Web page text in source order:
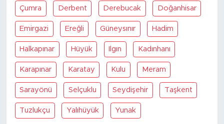
Çumra Derbent Derebucak Doğanhisar
Emirgazi Ereğli Güneysınır Hadim
Halkapınar Hüyük Ilgın Kadınhanı
Karapınar Karatay Kulu Meram
Sarayönü Selçuklu Seydişehir Taşkent
Tuzlukçu Yalıhüyük Yunak